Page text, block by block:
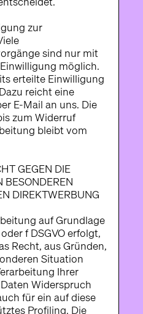
zur
sind nur mit
möglich.
erteilte Einwilligung
reicht eine
E-Mail an uns. Die
zum Widerruf
bleibt vom
GEGEN DIE
BESONDEREN
DIREKTWERBUNG
auf Grundlage
f DSGVO erfolgt,
Recht, aus Gründen,
Situation
Ihrer
Widerspruch
für ein auf diese
Profiling. Die